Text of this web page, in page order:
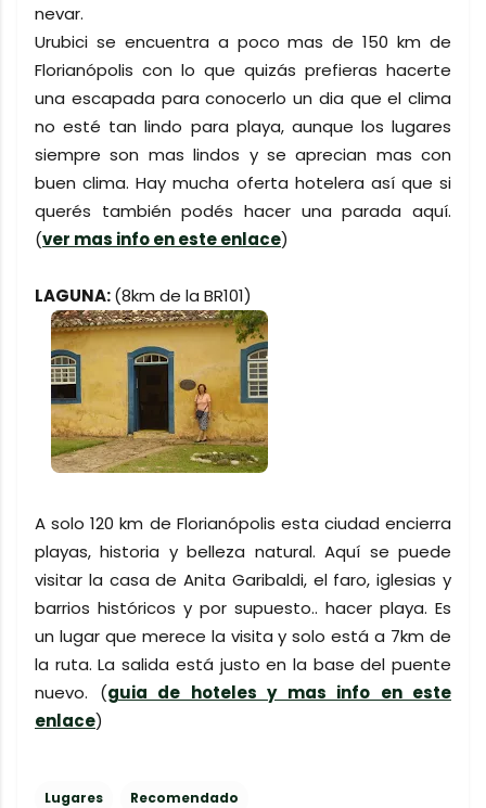
nevar.
Urubici se encuentra a poco mas de 150 km de
Florianópolis con lo que quizás prefieras hacerte
una escapada para conocerlo un dia que el clima
no esté tan lindo para playa, aunque los lugares
siempre son mas lindos y se aprecian mas con
buen clima. Hay mucha oferta hotelera así que si
querés también podés hacer una parada aquí.
(ver mas info en este enlace)
LAGUNA:(8km de la BR101)
A solo 120 km de Florianópolis esta ciudad encierra
playas, historia y belleza natural. Aquí se puede
visitar la casa de Anita Garibaldi, el faro, iglesias y
barrios históricos y por supuesto.. hacer playa. Es
un lugar que merece la visita y solo está a 7km de
la ruta. La salida está justo en la base del puente
nuevo. (guia de hoteles y mas info en este
enlace)
Lugares Recomendado